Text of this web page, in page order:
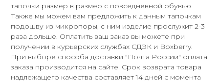
тапочки размер в размер с повседневной обувью.
Также мы можем вам предложить к данным тапочкам
подошву из микропоры, с ним изделие прослужит 2-3
раза дольше. Оплатить ваш заказ вы можете при
получении в курьерских службах СДЭК и Boxberry.
При выборе способа доставки "Почта России" оплата
заказа производится на сайте. Срок возврата товара
надлежащего качества составляет 14 дней с момента